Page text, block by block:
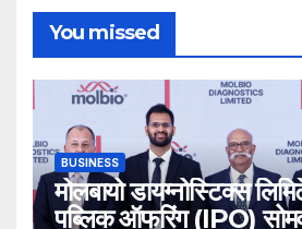
You missed
BUSINESS
मोलबायो डायग्नोस्टिक्स
पब्लिक ऑफरिंग (IPO)